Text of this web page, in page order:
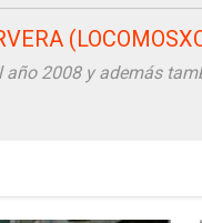
año 2008 y además